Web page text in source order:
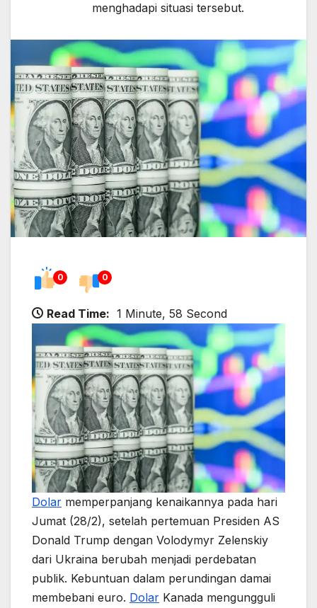
menghadapi situasi tersebut.
0 0
Read Time: 1 Minute, 58 Second
Dolar memperpanjang kenaikannya pada hari
Jumat (28/2), setelah pertemuan Presiden AS
Donald Trump dengan Volodymyr Zelenskiy
dari Ukraina berubah menjadi perdebatan
publik. Kebuntuan dalam perundingan damai
membebani euro. Dolar Kanada mengungguli